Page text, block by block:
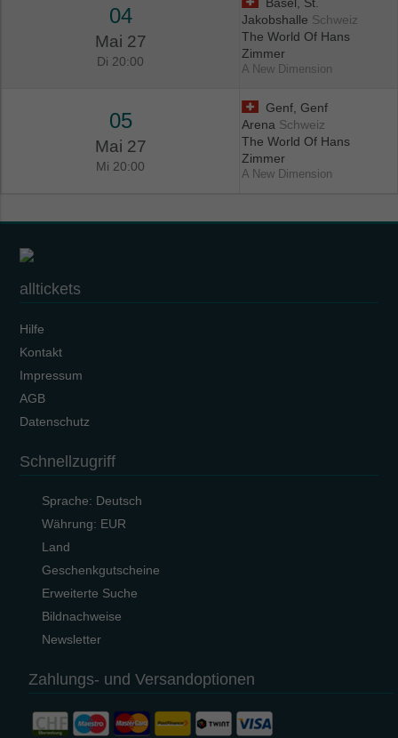
04
Mai 27
Di 20:00
Jakobshalle Schweiz
The World Of Hans
Zimmer
A New Dimension
05
Mai 27
Mi 20:00
Genf, Genf
Arena Schweiz
The World Of Hans
Zimmer
A New Dimension
alltickets
Hilfe
Kontakt
Impressum
AGB
Datenschutz
Schnellzugriff
Sprache: Deutsch
Währung: EUR
Land
Geschenkgutscheine
Erweiterte Suche
Bildnachweise
Newsletter
Zahlungs- und Versandoptionen